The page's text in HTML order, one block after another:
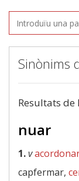
Sinònims
Resultats de
nuar
1.v
capfermar,